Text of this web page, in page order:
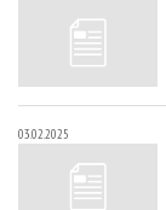
03.02.2025